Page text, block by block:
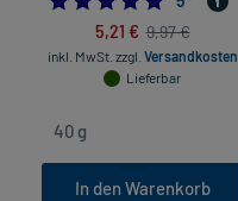
5,21 € 9,97 €
inkl. MwSt. zzgl. Versandkosten
Lieferbar
In den Warenkorb